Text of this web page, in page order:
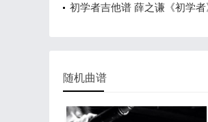
初学者吉他谱 薛之谦《初学
随机曲谱